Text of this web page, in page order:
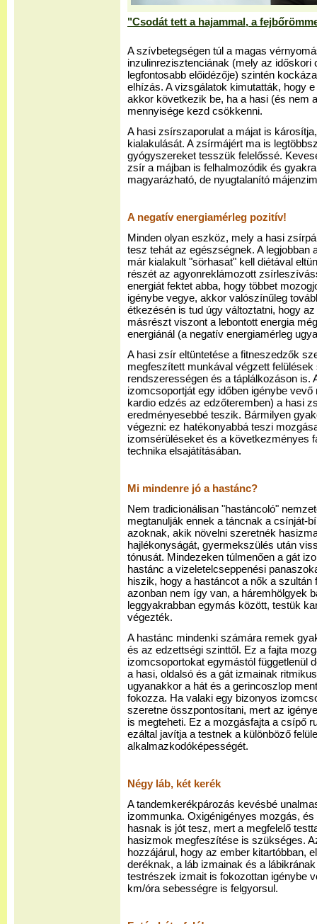
"Csodát tett a hajammal, a
A szívbetegségen túl a magas
inzulinrezisztenciának (mely az időskori
legfontosabb előidézője) szintén
elhízás. A vizsgálatok kimutatták, hogy
akkor következik be, ha a hasi (és nem
mennyisége kezd csökkenni.
A hasi zsírszaporulat a májat is
kialakulását. A zsírmájért ma is
gyógyszereket tesszük felelőssé.
zsír a májban is felhalmozódik és
magyarázható, de nyugtalanító
A negatív energiamérleg pozitív!
Minden olyan eszköz, mely a hasi
tesz tehát az egészségnek. A legjobban
már kialakult "sörhasat" kell diétával
részét az agyonreklámozott
energiát fektet abba, hogy többet
igénybe vegye, akkor valószínűleg
étkezésén is tud úgy változtatni, hogy
másrészt viszont a lebontott energia
energiánál (a negatív energiamérleg
A hasi zsír eltüntetése a fitneszedzők
megfeszített munkával végzett
rendszerességen és a táplálkozáson is.
izomcsoportját egy időben igénybe
kardio edzés az edzőteremben) a hasi
eredményesebbé teszik. Bármilyen
végezni: ez hatékonyabbá teszi
izomsérüléseket és a következményes
technika elsajátításában.
Mi mindenre jó a hastánc?
Nem tradicionálisan "hastáncoló"
megtanulják ennek a táncnak a csínját-
azoknak, akik növelni szeretnék
hajlékonyságát, gyermekszülés után
tónusát. Mindezeken túlmenően a gát
hastánc a vizeletelcseppenési
hiszik, hogy a hastáncot a nők a
azonban nem így van, a háremhölgyek
leggyakrabban egymás között, testük
végezték.
A hastánc mindenki számára remek
és az edzettségi szinttől. Ez a fajta
izomcsoportokat egymástól függetlenül
a hasi, oldalsó és a gát izmainak
ugyanakkor a hát és a gerincoszlop
fokozza. Ha valaki egy bizonyos
szeretne összpontosítani, mert az
is megteheti. Ez a mozgásfajta a csípő
ezáltal javítja a testnek a különböző
alkalmazkodóképességét.
Négy láb, két kerék
A tandemkerékpározás kevésbé
izommunka. Oxigénigényes mozgás, és
hasnak is jót tesz, mert a megfelelő
hasizmok megfeszítése is szükséges.
hozzájárul, hogy az ember kitartóbban,
deréknak, a láb izmainak és a
testrészek izmait is fokozottan igénybe
km/óra sebességre is felgyorsul.